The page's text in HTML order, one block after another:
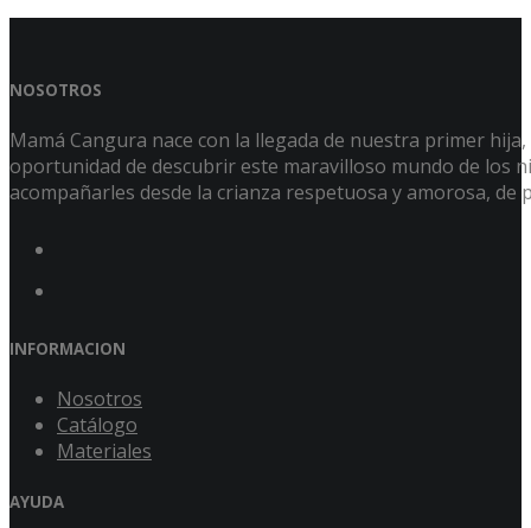
NOSOTROS
Mamá Cangura nace con la llegada de nuestra primer
oportunidad de descubrir este maravilloso mundo de los
acompañarles desde la crianza respetuosa y amorosa, de
INFORMACION
Nosotros
Catálogo
Materiales
AYUDA